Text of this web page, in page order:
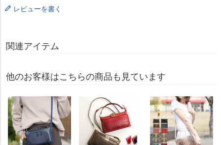
レビューを書く
関連アイテム
他のお客様はこちらの商品も見ています